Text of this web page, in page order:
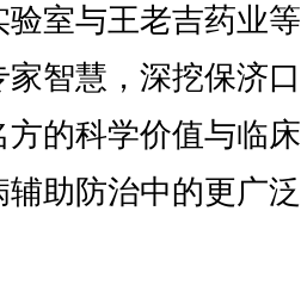
室与王老吉药业
智慧，深挖保济
的科学价值与临
助防治中的更广